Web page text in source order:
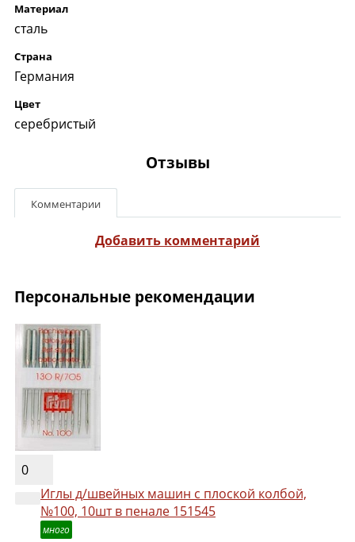
Материал
сталь
Страна
Германия
Цвет
серебристый
Отзывы
Комментарии
Добавить комментарий
Персональные рекомендации
0
Иглы д/швейных машин с плоской колбой,
№100, 10шт в пенале 151545
много